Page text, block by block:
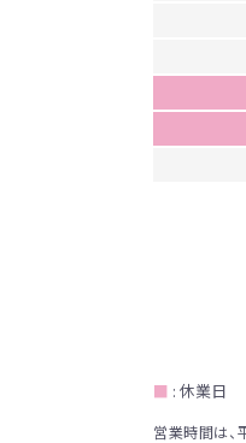
■ : 休業日
営業時間は、